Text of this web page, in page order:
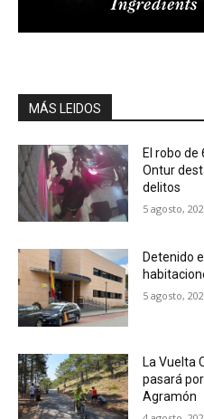
MÁS LEIDOS
El robo de
Ontur
delitos
5 agosto,
Detenido
5 agosto,
La Vuelta
pasará
Agramón